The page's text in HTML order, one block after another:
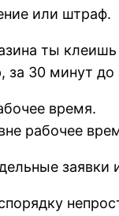
или штраф.
ты
30 минут до
время.
рабочее